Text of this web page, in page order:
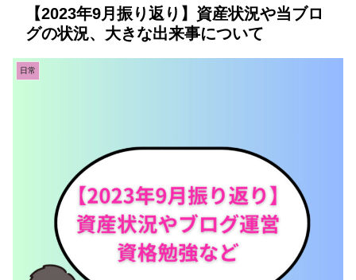
【2023年9月振り返り】資産状況や当ブロ
グの状況、大きな出来事について
日常